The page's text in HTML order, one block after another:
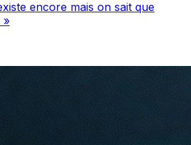
encore mais on sait que
»